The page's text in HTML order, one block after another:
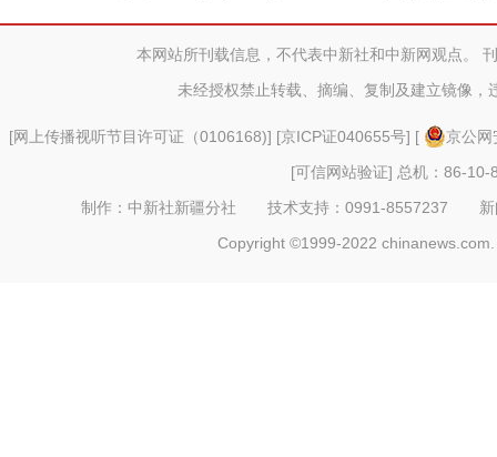
者转确诊
本网站所刊载信息，不代表中新社和中新网观点。
未经授权禁止转载、摘编、复制及建立镜像，
[网上传播视听节目许可证（0106168)] [京ICP证040655号] [
京公
[可信网站验证] 总机：86-10-
制作：中新社新疆分社 技术支持：0991-8557237
Copyright ©1999-2022